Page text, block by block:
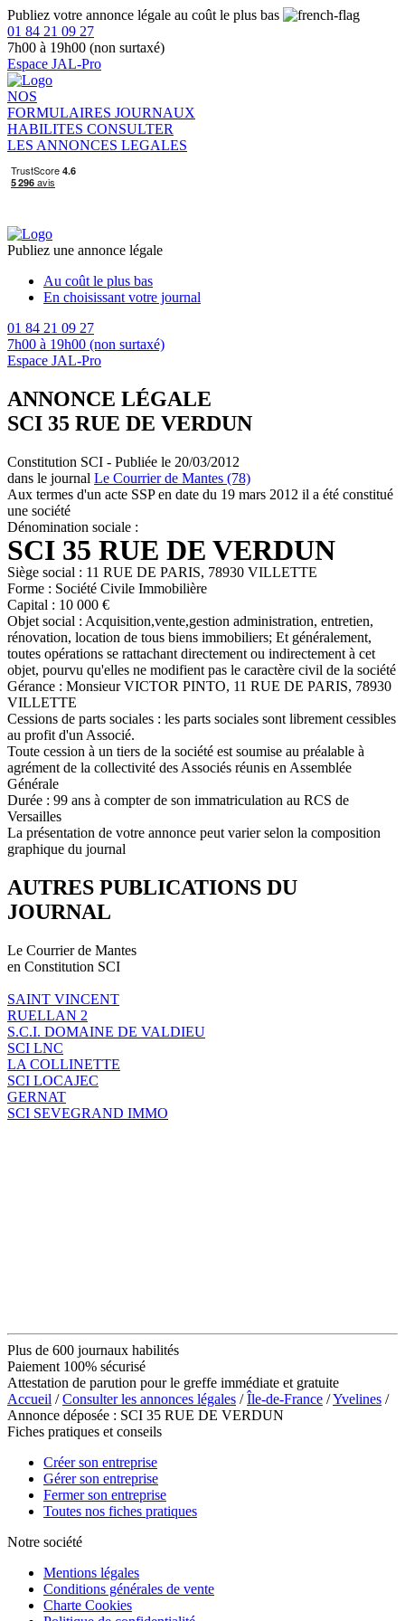
Publiez votre annonce légale au coût le plus bas
01 84 21 09 27
7h00 à 19h00 (non surtaxé)
Espace JAL-Pro
NOS
FORMULAIRES JOURNAUX
HABILITES CONSULTER
LES ANNONCES LEGALES
Publiez une annonce légale
Au coût le plus bas
En choisissant votre journal
01 84 21 09 27
7h00 à 19h00 (non surtaxé)
Espace JAL-Pro
ANNONCE LÉGALE
SCI 35 RUE DE VERDUN
Constitution SCI - Publiée le 20/03/2012
dans le journal Le Courrier de Mantes (78)
Aux termes d'un acte SSP en date du 19 mars 2012 il a été constitué
une société
Dénomination sociale :
SCI 35 RUE DE VERDUN
Siège social : 11 RUE DE PARIS, 78930 VILLETTE
Forme : Société Civile Immobilière
Capital : 10 000 €
Objet social : Acquisition,vente,gestion administration, entretien,
rénovation, location de tous biens immobiliers; Et généralement,
toutes opérations se rattachant directement ou indirectement à cet
objet, pourvu qu'elles ne modifient pas le caractère civil de la société
Gérance : Monsieur VICTOR PINTO, 11 RUE DE PARIS, 78930
VILLETTE
Cessions de parts sociales : les parts sociales sont librement cessibles
au profit d'un Associé.
Toute cession à un tiers de la société est soumise au préalable à
agrément de la collectivité des Associés réunis en Assemblée
Générale
Durée : 99 ans à compter de son immatriculation au RCS de
Versailles
La présentation de votre annonce peut varier selon la composition
graphique du journal
AUTRES PUBLICATIONS DU
JOURNAL
Le Courrier de Mantes
en Constitution SCI
SAINT VINCENT
RUELLAN 2
S.C.I. DOMAINE DE VALDIEU
SCI LNC
LA COLLINETTE
SCI LOCAJEC
GERNAT
SCI SEVEGRAND IMMO
Plus de 600 journaux habilités
Paiement 100% sécurisé
Attestation de parution pour le greffe immédiate et gratuite
Accueil /Consulter les annonces légales /Île-de-France /Yvelines /
Annonce déposée : SCI 35 RUE DE VERDUN
Fiches pratiques et conseils
Créer son entreprise
Gérer son entreprise
Fermer son entreprise
Toutes nos fiches pratiques
Notre société
Mentions légales
Conditions générales de vente
Charte Cookies